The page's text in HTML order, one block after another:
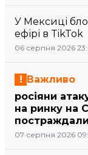
У Мексиці
ефірі в TikTok
06 серпня 2026
Важливо
росіяни
на ринку на
07 серпня 2026